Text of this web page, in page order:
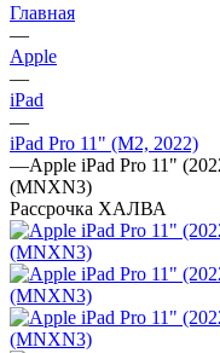
Главная
—
Apple
—
iPad
—
iPad Pro 11" (M2, 2022)
—Apple iPad Pro 11"
(MNXN3)
Рассрочка ХАЛВА